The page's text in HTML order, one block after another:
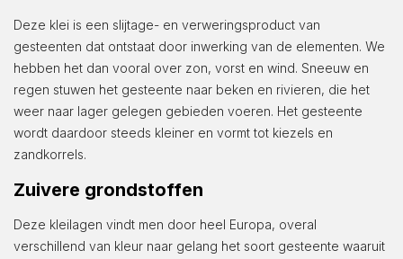
Deze klei is een slijtage- en verweringsproduct van
gesteenten dat ontstaat door inwerking van de elementen. We
hebben het dan vooral over zon, vorst en wind. Sneeuw en
regen stuwen het gesteente naar beken en rivieren, die het
weer naar lager gelegen gebieden voeren. Het gesteente
wordt daardoor steeds kleiner en vormt tot kiezels en
zandkorrels.
Zuivere grondstoffen
Deze kleilagen vindt men door heel Europa, overal
verschillend van kleur naar gelang het soort gesteente waaruit